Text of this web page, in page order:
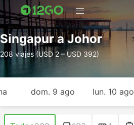
Singapur a Johor
208 viajes (USD 2 – USD 392)
dom. 9 ago lun. 10 ago